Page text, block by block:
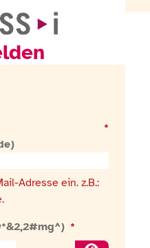
gehen
*
Adresse ein. z.B.:
*